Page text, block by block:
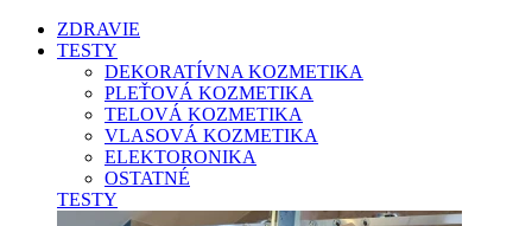
ZDRAVIE
TESTY
DEKORATÍVNA KOZMETIKA
PLEŤOVÁ KOZMETIKA
TELOVÁ KOZMETIKA
VLASOVÁ KOZMETIKA
ELEKTORONIKA
OSTATNÉ
TESTY